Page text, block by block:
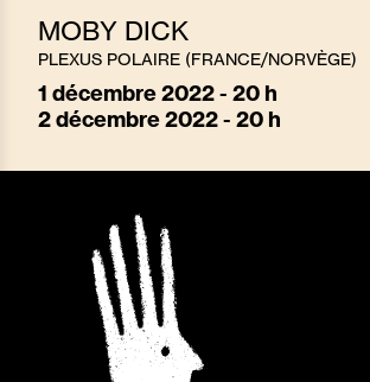
MOBY DICK
PLEXUS POLAIRE (FRANCE/NORVÈGE)
1 décembre 2022 - 20 h
2décembre 2022 - 20 h